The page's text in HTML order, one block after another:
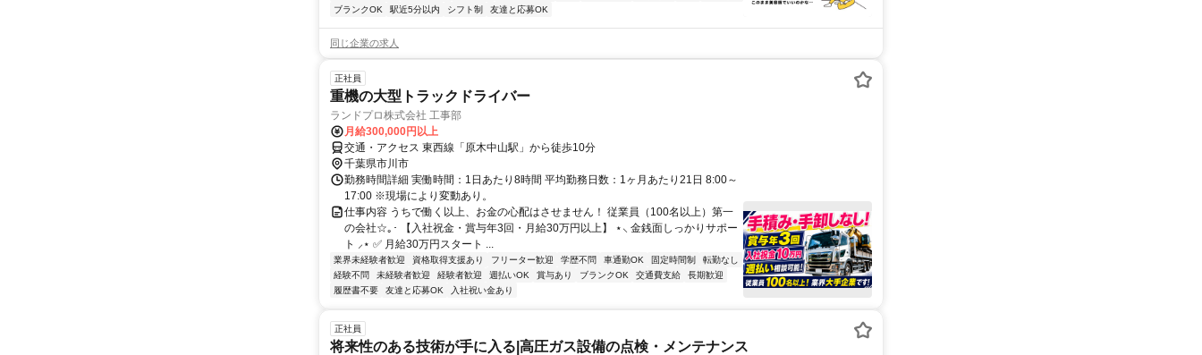
ブランクOK
駅近5分以内 シフト制 友達と応募OK
同じ企業の求人
正社員
重機の大型トラックドライバー
ランドプロ株式会社 工事部
月給300,000円以上
交通・アクセス 東西線「原木中山駅」から徒歩10分
千葉県市川市
勤務時間詳細 実働時間：1日あたり8時間 平均勤務日数：1ヶ月あたり21日 8:00～
17:00 ※現場により変動あり。
仕事内容 うちで働く以上、お金の心配はさせません！ 従業員（100名以上）第一
の会社☆｡･ 【入社祝金・賞与年3回・月給30万円以上】 ⋆⸜ 金銭面しっかりサポー
ト ⸝⋆ ✅ 月給30万円スタート ...
業界未経験者歓迎 資格取得支援あり フリーター歓迎 学歴不問 車通勤OK 固定時間制
転勤なし
経験不問
未経験者歓迎 経験者歓迎 週払いOK 賞与あり ブランクOK 交通費支給
長期歓迎
履歴書不要
友達と応募OK 入社祝い金あり
正社員
将来性のある技術が手に入る|高圧ガス設備の点検・メンテナンス